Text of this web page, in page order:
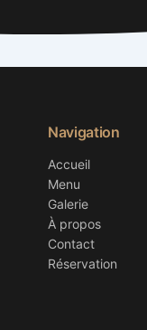
Navigation
Accueil
Menu
Galerie
À propos
Contact
Réservation